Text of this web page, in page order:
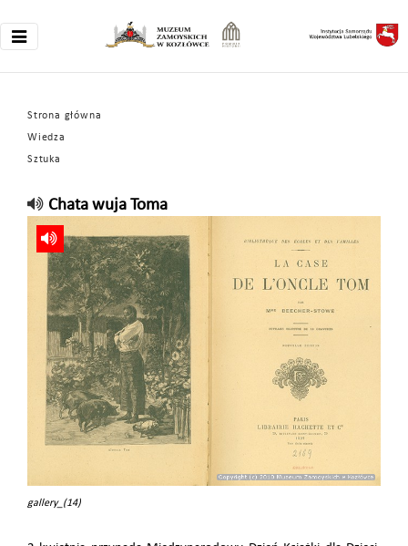
Strona główna
Wiedza
Sztuka
Chata wuja Toma
gallery_(14)